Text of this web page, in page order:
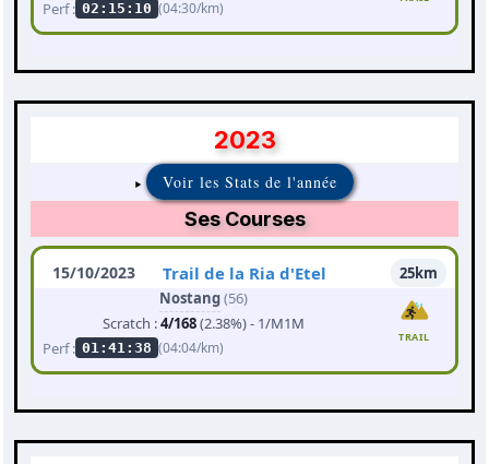
Perf : 02:15:10 (04:30/km)
2023
Voir les Stats de l'année
Ses Courses
15/10/2023 Trail de la Ria d'Etel
25km
Nostang(56)
Scratch :4/168(2.38%) - 1/M1M
Perf : 01:41:38 (04:04/km)
TRAIL